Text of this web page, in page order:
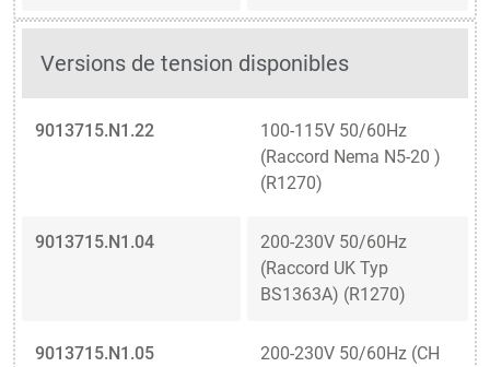
Versions de tension disponibles
9013715.N1.22
100-115V 50/60Hz
(Raccord Nema N5-20 )
(R1270)
9013715.N1.04
200-230V 50/60Hz
(Raccord UK Typ
BS1363A) (R1270)
9013715.N1.05
200-230V 50/60Hz (CH